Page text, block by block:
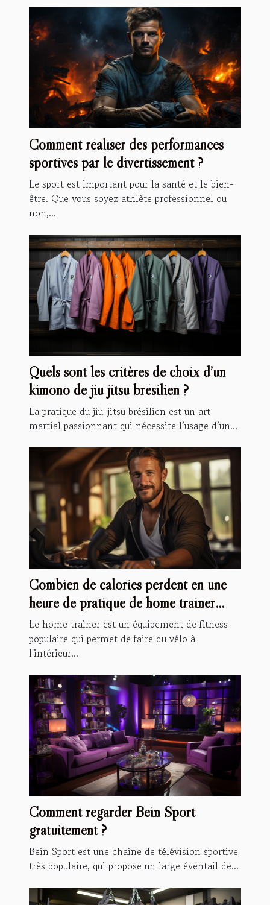
Comment réaliser des performances
sportives par le divertissement ?
Le sport est important pour la santé et le bien-
être. Que vous soyez athlète professionnel ou
non,...
Quels sont les critères de choix d’un
kimono de jiu jitsu brésilien ?
La pratique du jiu-jitsu brésilien est un art
martial passionnant qui nécessite l’usage d’un...
Combien de calories perdent en une
heure de pratique de home trainer
vélo ?
Le home trainer est un équipement de fitness
populaire qui permet de faire du vélo à
l'intérieur...
Comment regarder Bein Sport
gratuitement ?
Bein Sport est une chaîne de télévision sportive
très populaire, qui propose un large éventail de...